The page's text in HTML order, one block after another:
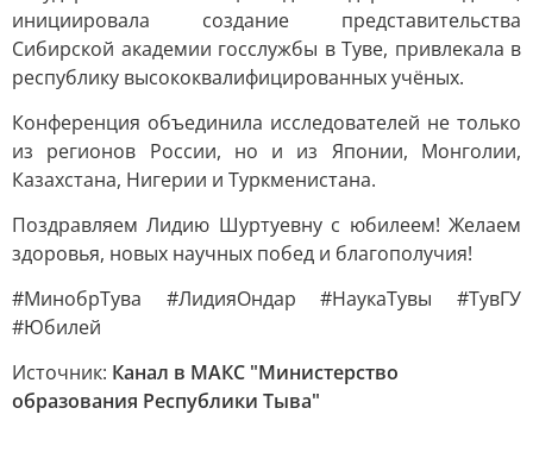
инициировала создание представительства
Сибирской академии госслужбы в Туве, привлекала в
республику высококвалифицированных учёных.
Конференция объединила исследователей не только
из регионов России, но и из Японии, Монголии,
Казахстана, Нигерии и Туркменистана.
Поздравляем Лидию Шуртуевну с юбилеем! Желаем
здоровья, новых научных побед и благополучия!
#МинобрТува #ЛидияОндар #НаукаТувы #ТувГУ
#Юбилей
Источник: Канал в МАКС "Министерство
образования Республики Тыва"